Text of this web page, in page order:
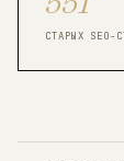
СТАРЫХ SEO-